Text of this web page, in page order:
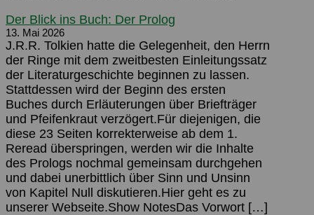
Der Blick ins Buch: Der Prolog
13. Mai 2026
J.R.R. Tolkien hatte die Gelegenheit, den Herrn
der Ringe mit dem zweitbesten Einleitungssatz
der Literaturgeschichte beginnen zu lassen.
Stattdessen wird der Beginn des ersten
Buches durch Erläuterungen über Briefträger
und Pfeifenkraut verzögert.Für diejenigen, die
diese 23 Seiten korrekterweise ab dem 1.
Reread überspringen, werden wir die Inhalte
des Prologs nochmal gemeinsam durchgehen
und dabei unerbittlich über Sinn und Unsinn
von Kapitel Null diskutieren.Hier geht es zu
unserer Webseite.Show NotesDas Vorwort […]